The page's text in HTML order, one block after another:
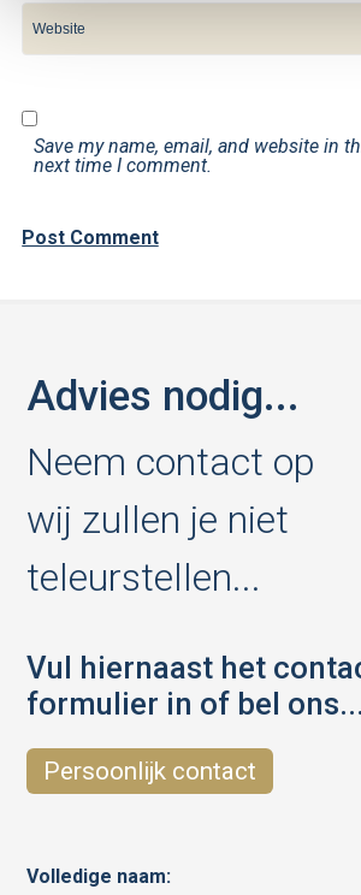
Save my name, email, and website in
next time I comment.
Advies nodig...
Neem contact op
wij zullen je niet
teleurstellen...
Vul hiernaast het
formulier in of bel ons...
Persoonlijk contact
Volledige naam: